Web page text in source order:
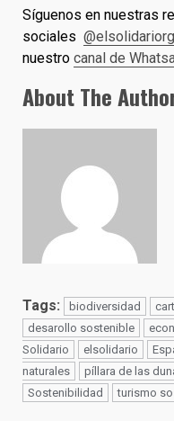
Síguenos en nuestras
sociales @elsolidariorg
nuestro canal de
About The
Tags: biodiversidad
desarollo sostenible
Solidario
elsolidario
naturales
píllara de las
Sostenibilidad
turismo